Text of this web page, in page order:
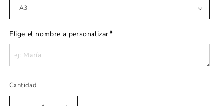
Elige el nombre a personalizar*
Cantidad